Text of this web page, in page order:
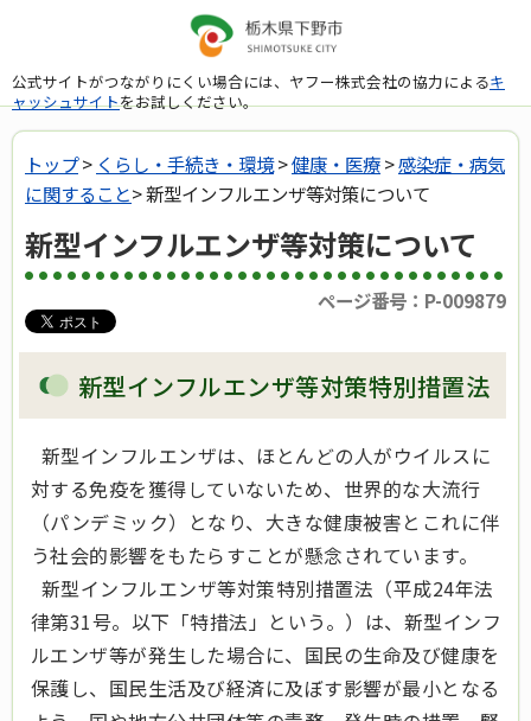
公式サイトがつながりにくい場合には、ヤフー株式会社の協力によるキ
ャッシュサイトをお試しください。
トップ> くらし・手続き・環境>健康・医療>感染症・病気
に関すること> 新型インフルエンザ等対策について
新型インフルエンザ等対策について
ページ番号：P-009879
新型インフルエンザ等対策特別措置法
新型インフルエンザは、ほとんどの人がウイルスに
対する免疫を獲得していないため、世界的な大流行
（パンデミック）となり、大きな健康被害とこれに伴
う社会的影響をもたらすことが懸念されています。
新型インフルエンザ等対策特別措置法（平成24年法
律第31号。以下「特措法」という。）は、新型インフ
ルエンザ等が発生した場合に、国民の生命及び健康を
保護し、国民生活及び経済に及ぼす影響が最小となる